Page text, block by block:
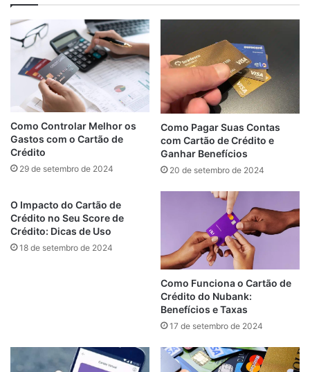
Como Controlar Melhor os
Gastos com o Cartão de
Crédito
29 de setembro de 2024
Como Pagar Suas Contas
com Cartão de Crédito e
Ganhar Benefícios
20 de setembro de 2024
O Impacto do Cartão de
Crédito no Seu Score de
Crédito: Dicas de Uso
18 de setembro de 2024
Como Funciona o Cartão de
Crédito do Nubank:
Benefícios e Taxas
17 de setembro de 2024